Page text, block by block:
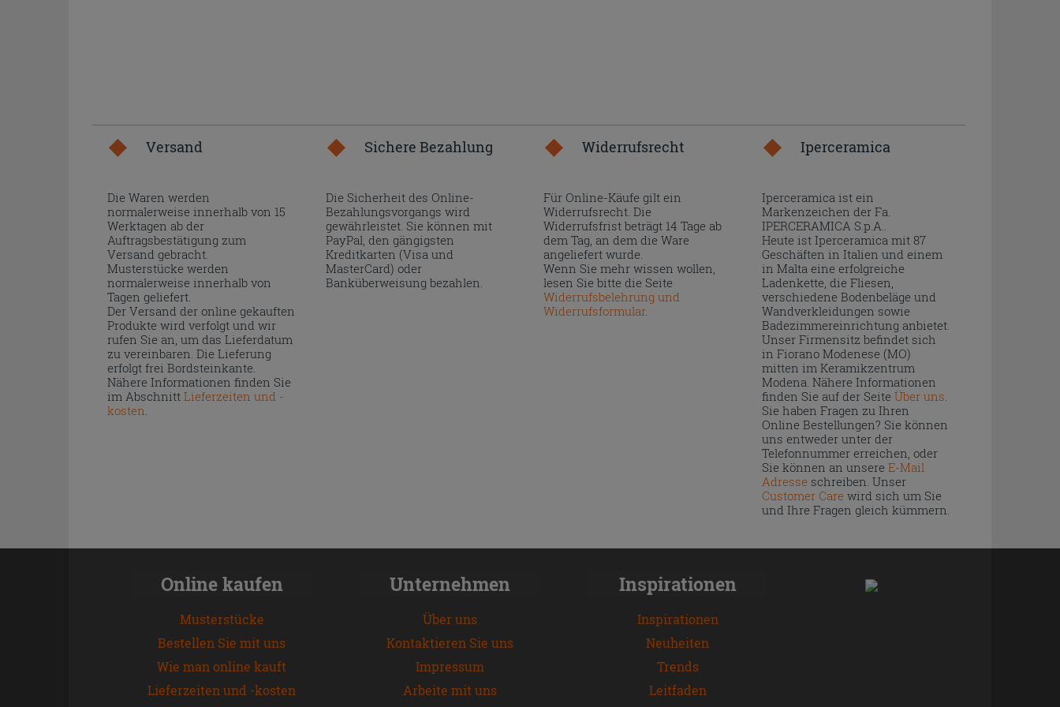
Versand
Die Waren werden
normalerweise innerhalb von 15
Werktagen ab der
Auftragsbestätigung zum
Versand gebracht.
Musterstücke werden
normalerweise innerhalb von
Tagen geliefert.
Der Versand der online gekauften
Produkte wird verfolgt und wir
rufen Sie an, um das Lieferdatum
zu vereinbaren. Die Lieferung
erfolgt frei Bordsteinkante.
Nähere Informationen finden Sie
im Abschnitt Lieferzeiten und -
kosten.
Sichere Bezahlung
Die Sicherheit des Online-
Bezahlungsvorgangs wird
gewährleistet. Sie können mit
PayPal, den gängigsten
Kreditkarten (Visa und
MasterCard) oder
Banküberweisung bezahlen.
Widerrufsrecht
Für Online-Käufe gilt ein
Widerrufsrecht. Die
Widerrufsfrist beträgt 14 Tage ab
dem Tag, an dem die Ware
angeliefert wurde.
Wenn Sie mehr wissen wollen,
lesen Sie bitte die Seite
Widerrufsbelehrung und
Widerrufsformular.
Iperceramica
Iperceramica ist ein
Markenzeichen der Fa.
IPERCERAMICA S.p.A..
Heute ist Iperceramica mit 87
Geschäften in Italien und einem
in Malta eine erfolgreiche
Ladenkette, die Fliesen,
verschiedene Bodenbeläge und
Wandverkleidungen sowie
Badezimmereinrichtung anbietet.
Unser Firmensitz befindet sich
in Fiorano Modenese (MO)
mitten im Keramikzentrum
Modena. Nähere Informationen
finden Sie auf der Seite Über uns.
Sie haben Fragen zu Ihren
Online Bestellungen? Sie können
uns entweder unter der
Telefonnummer erreichen, oder
Sie können an unsere E-Mail
Adresseschreiben. Unser
Customer Carewird sich um Sie
und Ihre Fragen gleich kümmern.
Online kaufen
Musterstücke
Bestellen Sie mit uns
Wie man online kauft
Lieferzeiten und -kosten
Unternehmen
Über uns
Kontaktieren Sie uns
Impressum
Arbeite mit uns
Inspirationen
Inspirationen
Neuheiten
Trends
Leitfaden